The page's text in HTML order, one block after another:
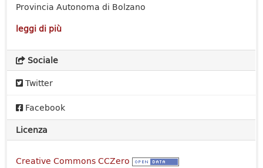
Provincia Autonoma di Bolzano
leggi di più
Sociale
Twitter
Facebook
Licenza
Creative Commons CCZero